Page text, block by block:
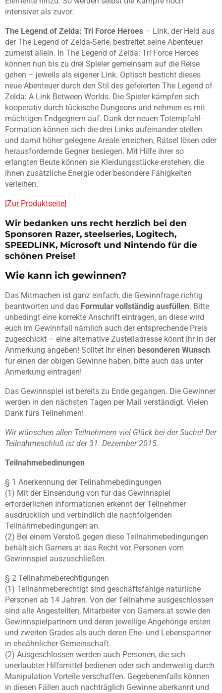
intensiver als zuvor.
The Legend of Zelda: Tri Force Heroes – Link, der Held aus
der The Legend of Zelda-Serie, bestreitet seine Abenteuer
zumeist allein. In The Legend of Zelda: Tri Force Heroes
können nun bis zu drei Spieler gemeinsam auf die Reise
gehen – jeweils als eigener Link. Optisch besticht dieses
neue Abenteuer durch den Stil des gefeierten The Legend of
Zelda: A Link Between Worlds. Die Spieler kämpfen sich
kooperativ durch tückische Dungeons und nehmen es mit
mächtigen Endgegnern auf. Dank der neuen Totempfahl-
Formation können sich die drei Links aufeinander stellen
und damit höher gelegene Areale erreichen, Rätsel lösen oder
herausfordernde Gegner besiegen. Mit Hilfe ihrer so
erlangten Beute können sie Kleidungsstücke erstehen, die
ihnen zusätzliche Energie oder besondere Fähigkeiten
verleihen.
[Zur Produktseite]
Wir bedanken uns recht herzlich bei den
Sponsoren Razer, steelseries, Logitech,
SPEEDLINK, Microsoft und Nintendo für die
schönen Preise!
Wie kann ich gewinnen?
Das Mitmachen ist ganz einfach, die Gewinnfrage richtig
beantworten und das Formular vollständig ausfüllen. Bitte
unbedingt eine korrekte Anschrift eintragen, an diese wird
euch im Gewinnfall nämlich auch der entsprechende Preis
zugeschickt – eine alternative Zustelladresse könnt ihr in der
Anmerkung angeben! Solltet ihr einen besonderen Wunsch
für einen der obigen Gewinne haben, bitte auch das unter
Anmerkung eintragen!
Das Gewinnspiel ist bereits zu Ende gegangen. Die Gewinner
werden in den nächsten Tagen per Mail verständigt. Vielen
Dank fürs Teilnehmen!
Wir wünschen allen Teilnehmern viel Glück bei der Suche! Der
Teilnahmeschluß ist der 31. Dezember 2015.
Teilnahmebedinungen
§ 1 Anerkennung der Teilnahmebedingungen
(1) Mit der Einsendung von für das Gewinnspiel
erforderlichen Informationen erkennt der Teilnehmer
ausdrücklich und verbindlich die nachfolgenden
Teilnahmebedingungen an.
(2) Bei einem Verstoß gegen diese Teilnahmebedingungen
behält sich Gamers.at das Recht vor, Personen vom
Gewinnspiel auszuschließen.
§ 2 Teilnahmeberechtigungen
(1) Teilnahmeberechtigt sind geschäftsfähige natürliche
Personen ab 14 Jahren. Von der Teilnahme ausgeschlossen
sind alle Angestellten, Mitarbeiter von Gamers.at sowie den
Gewinnspielpartnern und deren jeweilige Angehörige ersten
und zweiten Grades als auch deren Ehe- und Lebenspartner
in eheähnlicher Gemeinschaft.
(2) Ausgeschlossen werden auch Personen, die sich
unerlaubter Hilfsmittel bedienen oder sich anderweitig durch
Manipulation Vorteile verschaffen. Gegebenenfalls können
in diesen Fällen auch nachträglich Gewinne aberkannt und